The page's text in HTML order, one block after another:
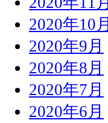
2020年10月
2020年9月
2020年8月
2020年7月
2020年6月